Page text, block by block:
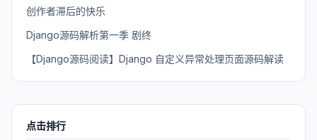
创作者滞后的快乐
Django源码解析第一季 剧终
【Django源码阅读】Django 自定义异常处理页面源码解读
点击排行